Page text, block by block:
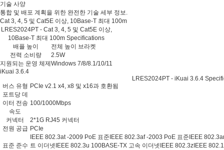
기술 사양
통합 및 배포 계획을 위한 완전한 기술 세부 정보.
Cat 3, 4, 5 및 Cat5E 이상, 10Base-T 최대 100m
LRES2024PT - Cat 3, 4, 5 및 Cat5E 이상,
10Base-T 최대 100m Specifications
배플 높이
전체 높이 브라켓
전력 소비량
2.5W
지원되는 운영 체제 Windows 7/8/8.1/10/11
iKuai 3.6.4
LRES2024PT - iKuai 3.6.4
버스 유형 PCIe v2.1 x4, x8 및 x16과 호환됨
포트당 데
이터 전송
속도
100/1000Mbps
커넥터
2*1G RJ45 커넥터
전원 공급 PCIe
표준 준수
IEEE 802.3at -2009 PoE 표준IEEE 802.3af -2003 PoE 표준IEEE
트 이더넷IEEE 802.3u 100BASE-TX 고속 이더넷IEEE 802.3zIEEE